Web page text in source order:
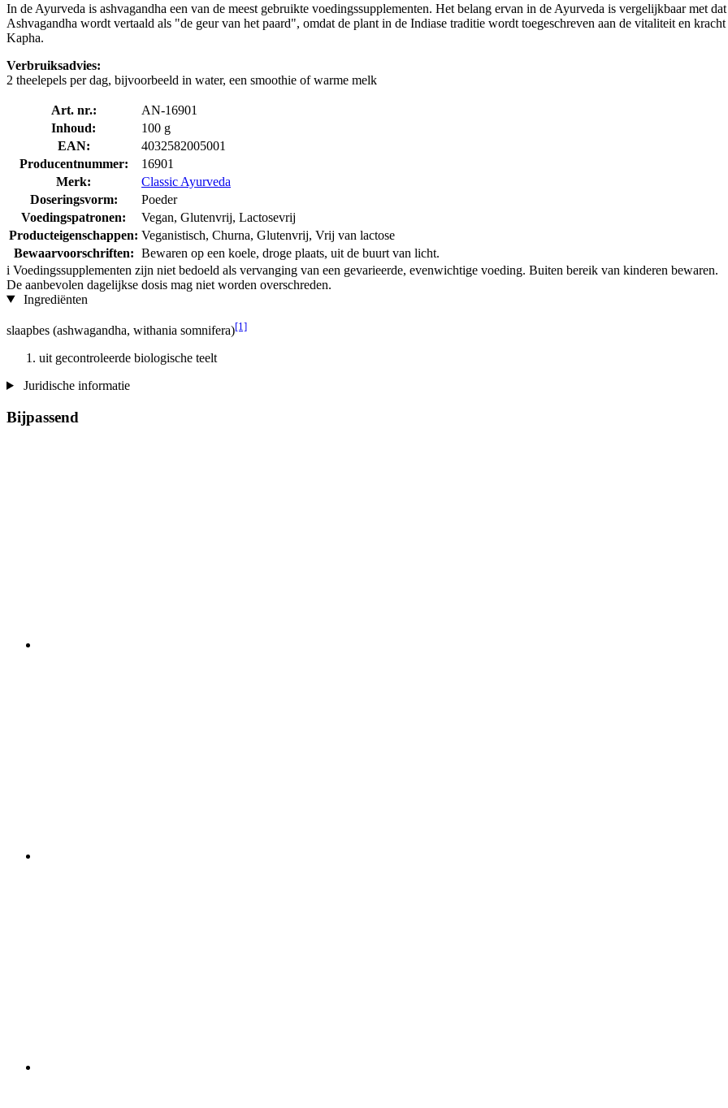
In de Ayurveda is ashvagandha een van de meest gebruikte voedingssupplementen. Het belang ervan in de Ayurveda is vergelijkbaar met
Ashvagandha wordt vertaald als "de geur van het paard", omdat de plant in de Indiase traditie wordt toegeschreven aan de vitaliteit en
Kapha.
Verbruiksadvies:
2 theelepels per dag, bijvoorbeeld in water, een smoothie of warme melk
Art. nr.:
AN-16901
Inhoud:
100 g
EAN:
4032582005001
Producentnummer:
16901
Merk:
Classic Ayurveda
Doseringsvorm:
Poeder
Voedingspatronen:
Vegan, Glutenvrij, Lactosevrij
Producteigenschappen: Veganistisch, Churna, Glutenvrij, Vrij van lactose
Bewaarvoorschriften: Bewaren op een koele, droge plaats, uit de buurt van licht.
i Voedingssupplementen zijn niet bedoeld als vervanging van een gevarieerde, evenwichtige voeding. Buiten bereik van kinderen bewaren.
De aanbevolen dagelijkse dosis mag niet worden overschreden.
Ingrediënten
slaapbes (ashwagandha, withania somnifera)[1]
uit gecontroleerde biologische teelt
Juridische informatie
Bijpassend